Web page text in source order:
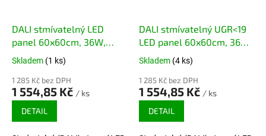
DALI stmívatelný LED
panel 60x60cm, 36W,
120lm/W, 4320lm
Skladem (1 ks)
1 285 Kč bez DPH
1 554,85 Kč / ks
DETAIL
DALI stmívatelný UGR<19
LED panel 60x60cm, 36W,
120lm/W, 4320lm
Skladem (4 ks)
1 285 Kč bez DPH
1 554,85 Kč / ks
DETAIL